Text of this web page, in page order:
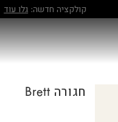
חגורה Brett